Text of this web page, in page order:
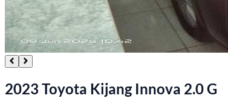
2023 Toyota Kijang Innova 2.0 G